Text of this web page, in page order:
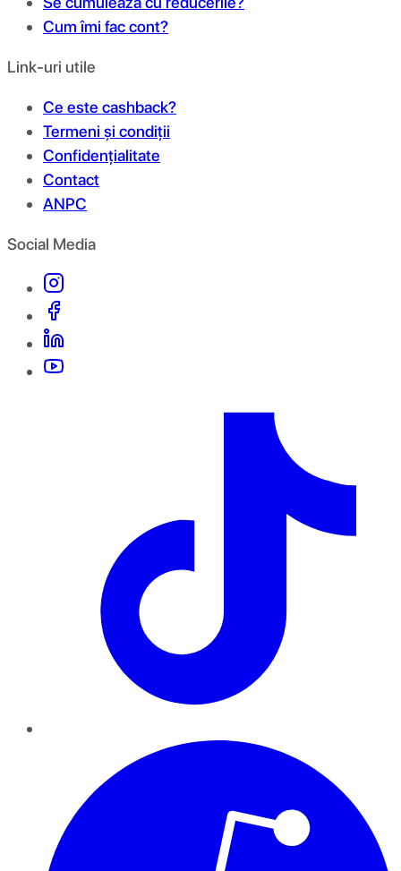
Cum îmi fac cont?
Link-uri utile
Ce este cashback?
Termeni și condiții
Confidențialitate
Contact
ANPC
Social Media